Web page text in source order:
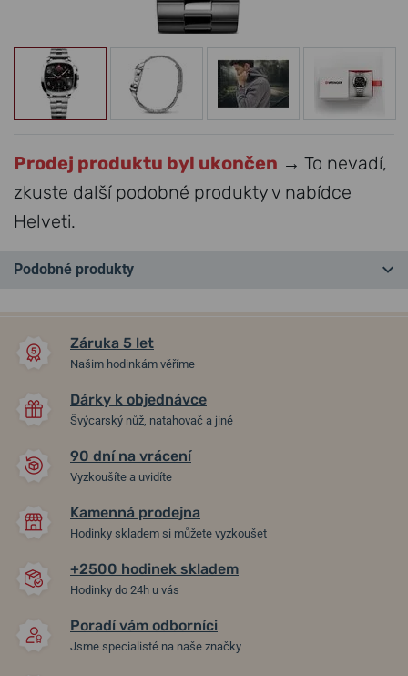
Prodej produktu byl ukončen → To nevadí,
zkuste další podobné produkty v nabídce
Helveti.
Podobné produkty
Wenger Vintage Sport
Chrono 01.1933.112
Do 2 dní
8 390 Kč
Wenger Vintage Sport
Záruka 5 let
Našim hodinkám věříme
Dárky k objednávce
Švýcarský nůž, natahovač a jiné
90 dní na vrácení
Vyzkoušíte a uvidíte
Kamenná prodejna
Hodinky skladem si můžete vyzkoušet
+2500 hodinek skladem
Hodinky do 24h u vás
Poradí vám odborníci
Jsme specialisté na naše značky